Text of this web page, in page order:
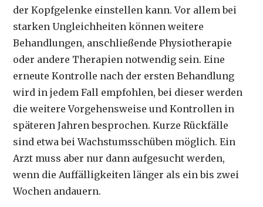
der Kopfgelenke einstellen kann. Vor allem bei
starken Ungleichheiten können weitere
Behandlungen, anschließende Physiotherapie
oder andere Therapien notwendig sein. Eine
erneute Kontrolle nach der ersten Behandlung
wird in jedem Fall empfohlen, bei dieser werden
die weitere Vorgehensweise und Kontrollen in
späteren Jahren besprochen. Kurze Rückfälle
sind etwa bei Wachstumsschüben möglich. Ein
Arzt muss aber nur dann aufgesucht werden,
wenn die Auffälligkeiten länger als ein bis zwei
Wochen andauern.